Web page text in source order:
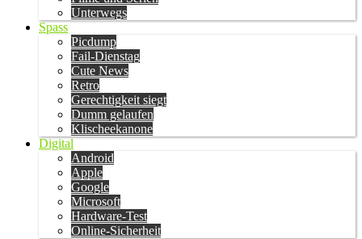
Unterwegs
Spass
Picdump
Fail-Dienstag
Cute News
Retro
Gerechtigkeit siegt
Dumm gelaufen
Klischeekanone
Digital
Android
Apple
Google
Microsoft
Hardware-Test
Online-Sicherheit